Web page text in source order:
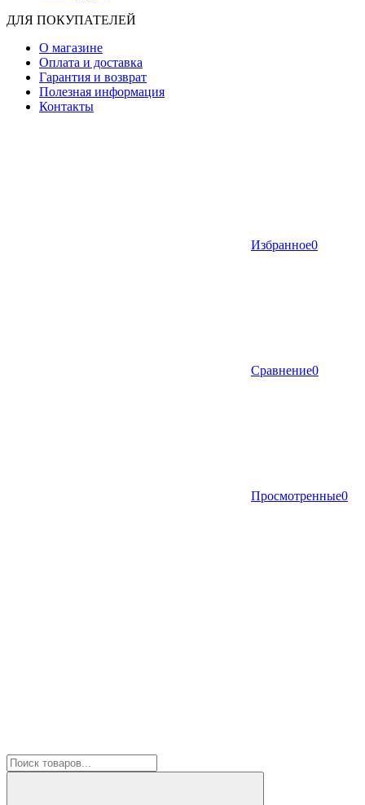
ДЛЯ ПОКУПАТЕЛЕЙ
О магазине
Оплата и доставка
Гарантия и возврат
Полезная информация
Контакты
Избранное0
Сравнение0
Просмотренные0